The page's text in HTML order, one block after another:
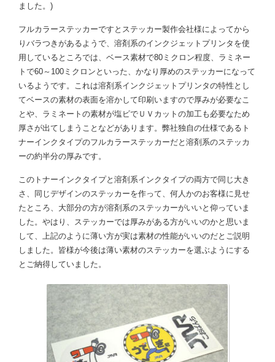
ました。)
フルカラーステッカーですとステッカー製作会社様によってから
りバラつきがあるようで、溶剤系のインクジェットプリンタを使
用しているところでは、ベース素材で80ミクロン程度、ラミネー
トで60～100ミクロンといった、かなり厚めのステッカーになって
いるようです。これは溶剤系インクジェットプリンタの特性とし
てベースの素材の表面を溶かして印刷いますので厚みが必要なこ
とや、ラミネートの素材が塩ビでＵＶカットの加工も必要なため
厚さが出てしまうことなどがあります。弊社独自の仕様であるト
ナーインクタイプのフルカラーステッカーだと溶剤系のステッカ
ーの約半分の厚みです。
このトナーインクタイプと溶剤系インクタイプの両方で同じ大き
さ、同じデザインのステッカーを作って、何人かのお客様に見せ
たところ、大部分の方が溶剤系のステッカーがいいと仰っていま
した。やはり、ステッカーでは厚みがある方がいいのかと思いま
して、上記のように薄い方が実は素材の性能がいいのだとご説明
しました。皆様が今後は薄い素材のステッカーを選ぶようにする
とご納得していました。